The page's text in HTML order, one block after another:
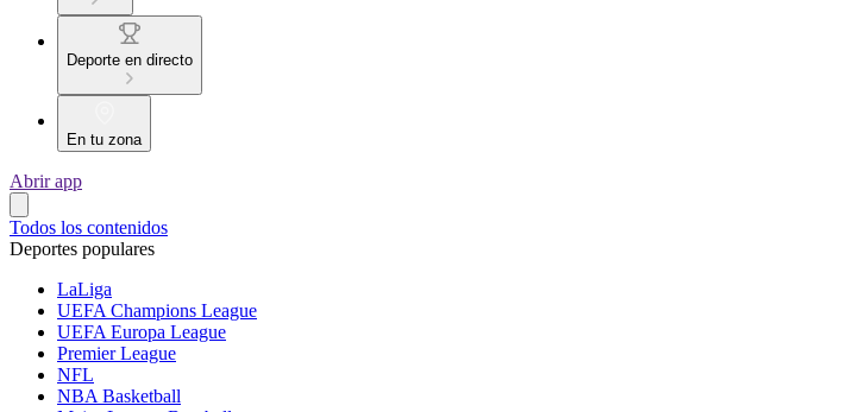
Deporte en directo
En tu zona
Abrir app
Todos los contenidos
Deportes populares
LaLiga
UEFA Champions League
UEFA Europa League
Premier League
NFL
NBA Basketball